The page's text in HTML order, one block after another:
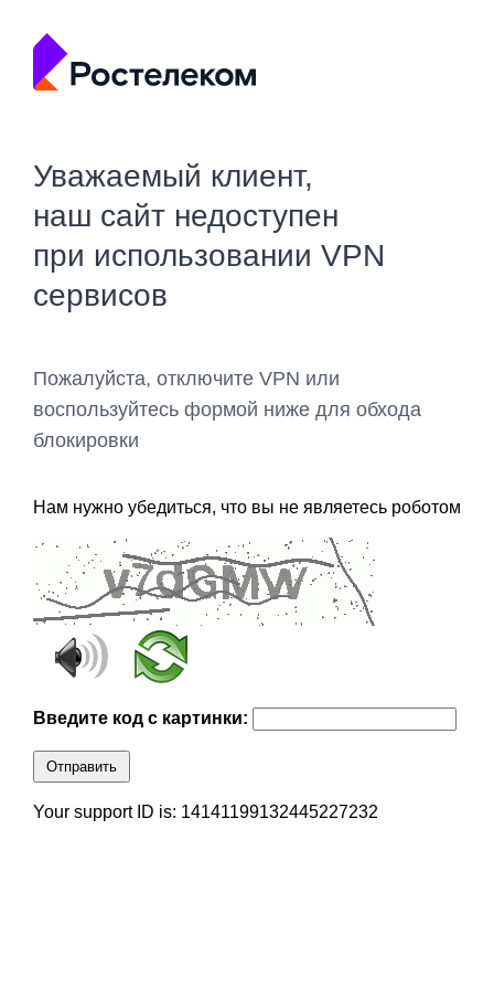
Уважаемый клиент,
наш сайт недоступен
при использовании VPN
сервисов
Пожалуйста, отключите VPN или
воспользуйтесь формой ниже для обхода
блокировки
Нам нужно убедиться, что вы не являетесь роботом
Введите код с картинки:
Отправить
Your support ID is: 14141199132445227232